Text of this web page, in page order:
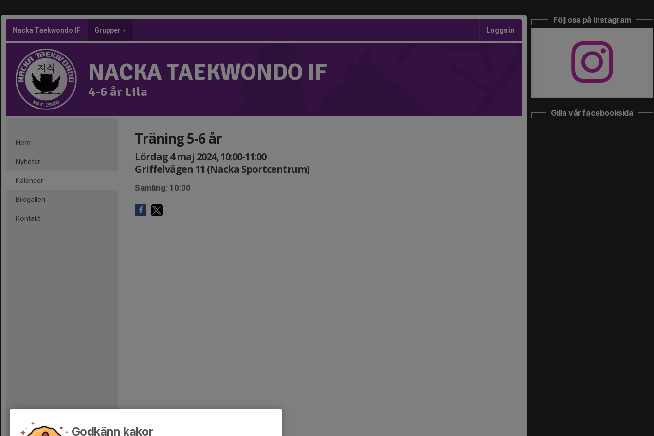
Nacka Taekwondo IF Grupper Logga in
NACKA TAEKWONDO IF
4-6 år Lila
Hem
Nyheter
Kalender
Bildgalleri
Kontakt
Träning 5-6 år
Lördag 4 maj 2024, 10:00-11:00
Griffelvägen 11 (Nacka Sportcentrum)
Samling: 10:00
Följ oss på instagram
Gilla vår facebooksida
Godkänn kakor